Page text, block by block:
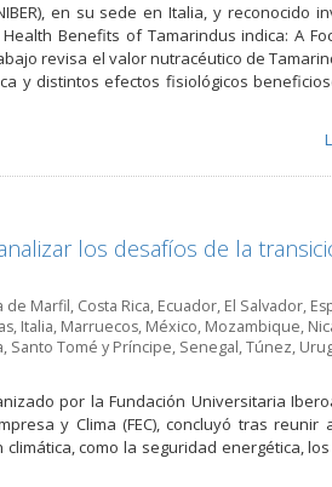
en su sede en Italia, y reconocido
Benefits of Tamarindus indica: A
revisa el valor nutracéutico de
y distintos efectos fisiológicos
los desafíos de la
de Marfil, Costa Rica, Ecuador, El Salvador,
, Italia, Marruecos, México, Mozambique,
, Santo Tomé y Príncipe, Senegal,Túnez,
por la Fundación Universitaria
y Clima (FEC), concluyó tras reunir
como la seguridad energética,